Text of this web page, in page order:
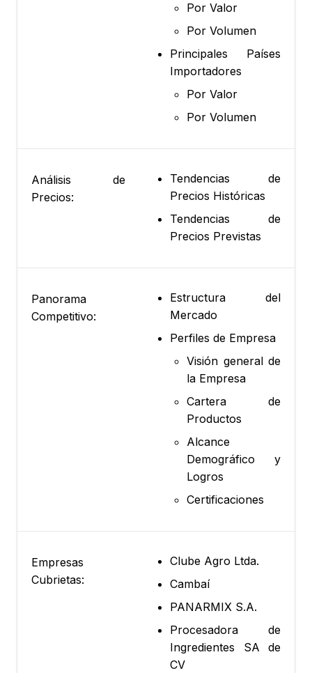
Por Valor
Por Volumen
Principales Países
Importadores
Por Valor
Por Volumen
Análisis de
Precios:
Tendencias de
Precios Históricas
Tendencias de
Precios Previstas
Panorama
Competitivo:
Estructura del
Mercado
Perfiles de Empresa
Visión general de
la Empresa
Cartera de
Productos
Alcance
Demográfico y
Logros
Certificaciones
Empresas
Cubrietas:
Clube Agro Ltda.
Cambaí
PANARMIX S.A.
Procesadora de
Ingredientes SA de
CV